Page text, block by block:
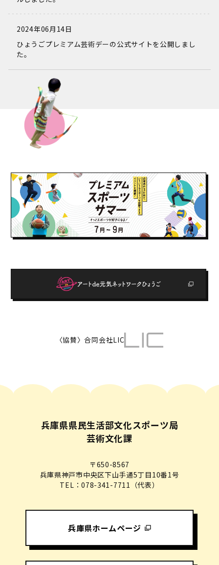
2024年06月14日
ひょうごプレミアム芸術デーの公式サイトを公開しまし
た。
〈協賛〉合同会社LIC
兵庫県県民生活部文化スポーツ局
芸術文化課
〒650-8567
兵庫県神戸市中央区下山手通5丁目10番1号
TEL：078-341-7711（代表）
兵庫県ホームページ